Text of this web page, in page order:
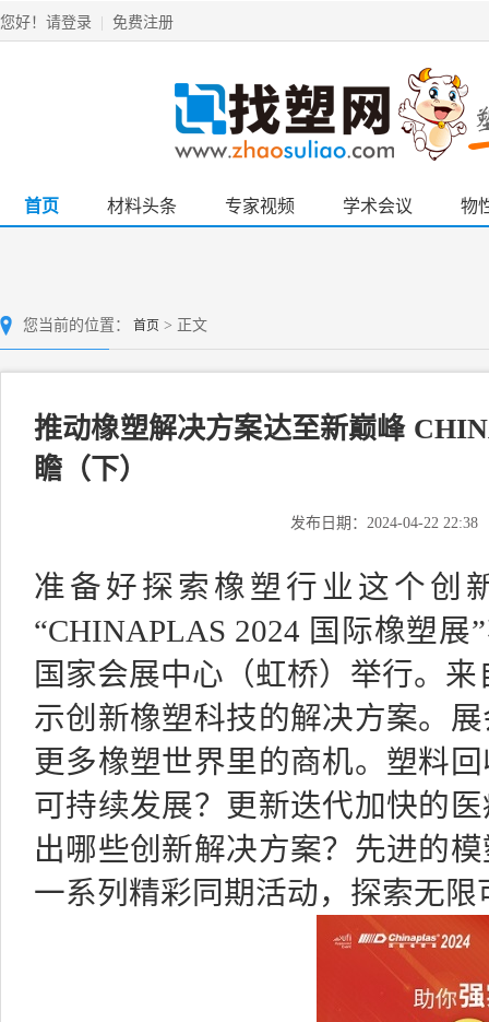
您好！ 请登录 免费注册
首页 材料头条 专家视频 学术会议 物
您当前的位置： 首页 > 正文
推动橡塑解决方案达至新巅峰
瞻（下）
发布日期：2024-04-22 22:38
准备好探索橡塑行业这个创
“CHINAPLAS 2024 国际橡塑
国家会展中心（虹桥）举行。
示创新橡塑科技的解决方案。
更多橡塑世界里的商机。塑料
可持续发展？更新迭代加快的
出哪些创新解决方案？先进的
一系列精彩同期活动，探索无